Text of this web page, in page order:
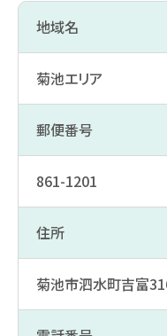
地域名
菊池エリア
郵便番号
861-1201
住所
菊池市泗水町吉富